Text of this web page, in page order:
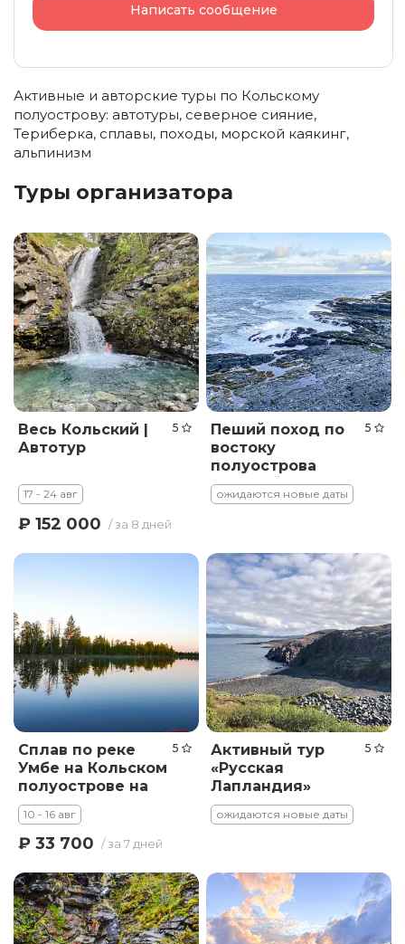
Написать сообщение
Активные и авторские туры по Кольскому
полуострову: автотуры, северное сияние,
Териберка, сплавы, походы, морской каякинг,
альпинизм
Туры организатора
5
Весь Кольский |
Автотур
17 - 24 авг
₽ 152 000 / за 8 дней
5
Пеший поход по
востоку
полуострова
Рыбачий
ожидаются новые даты
5
Сплав по реке
Умбе на Кольском
полуострове на
катамаранах с
выходом в Белое
море
10 - 16 авг
₽ 33 700 / за 7 дней
5
Активный тур
«Русская
Лапландия»
ожидаются новые даты